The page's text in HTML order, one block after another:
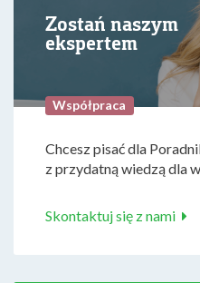
Zostań naszym
ekspertem
Współpraca
Chcesz pisać dla
z przydatną wiedzą dla
Skontaktuj się z nami